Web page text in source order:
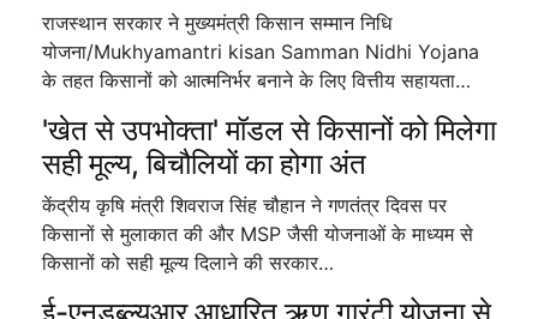
राजस्थान सरकार ने मुख्यमंत्री किसान सम्मान निधि
योजना/Mukhyamantri kisan Samman Nidhi Yojana
के तहत किसानों को आत्मनिर्भर बनाने के लिए वित्तीय सहायता…
'खेत से उपभोक्ता' मॉडल से किसानों को मिलेगा
सही मूल्य, बिचौलियों का होगा अंत
केंद्रीय कृषि मंत्री शिवराज सिंह चौहान ने गणतंत्र दिवस पर
किसानों से मुलाकात की और MSP जैसी योजनाओं के माध्यम से
किसानों को सही मूल्य दिलाने की सरकार…